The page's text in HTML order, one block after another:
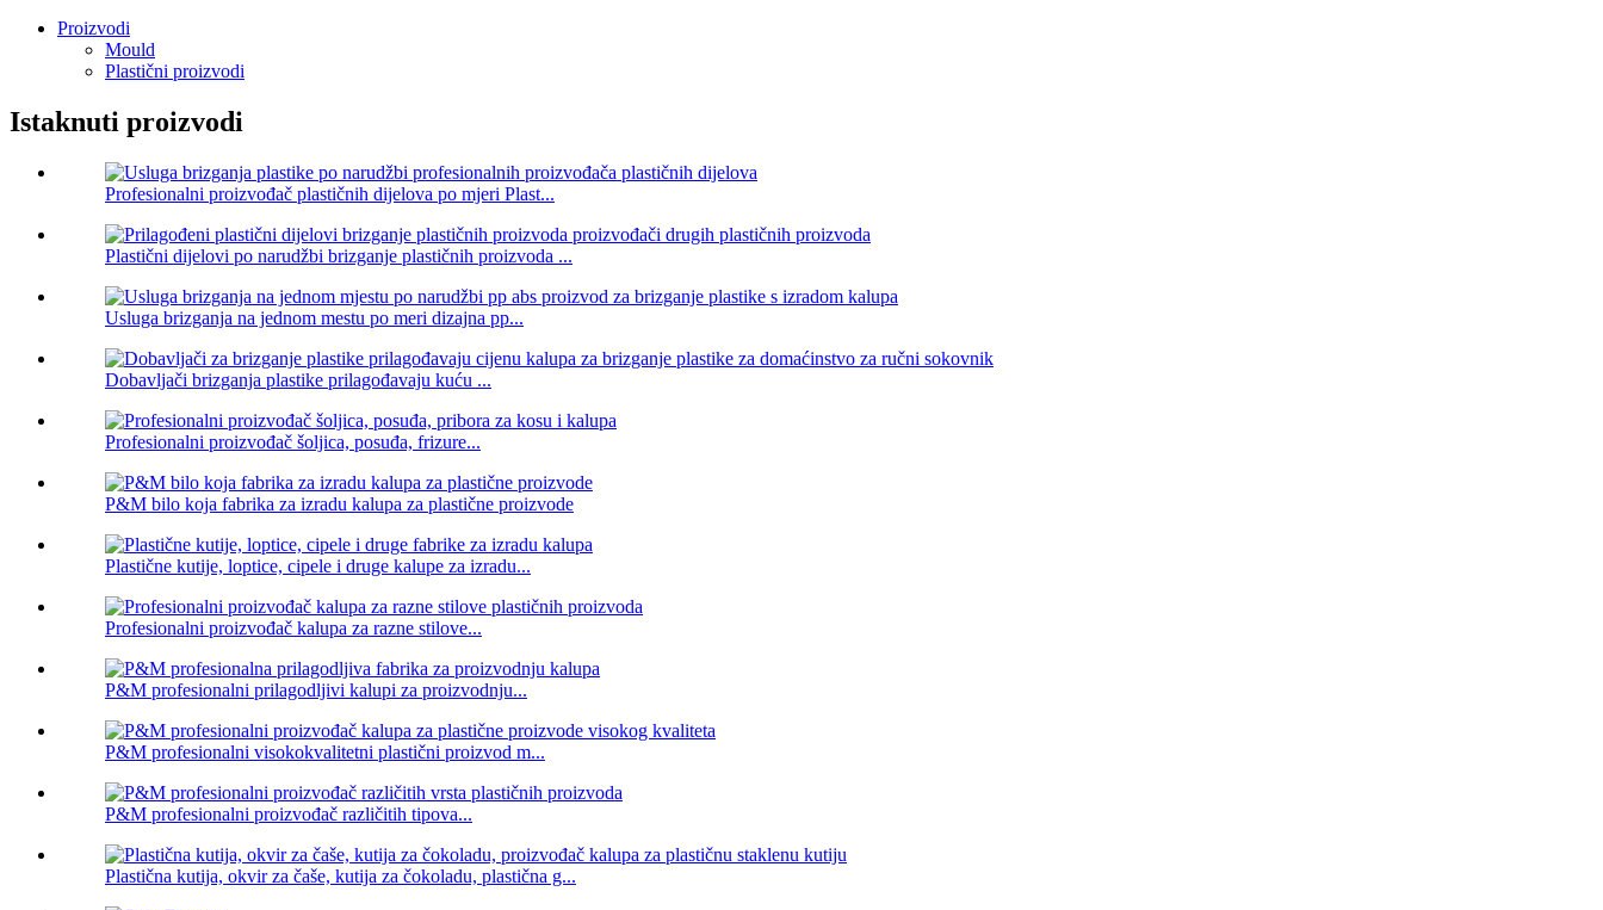
Proizvodi
Mould
Plastični proizvodi
Istaknuti proizvodi
Profesionalni proizvođač plastičnih dijelova po mjeri Plast...
Plastični dijelovi po narudžbi brizganje plastičnih proizvoda ...
Usluga brizganja na jednom mestu po meri dizajna pp...
Dobavljači brizganja plastike prilagođavaju kuću ...
Profesionalni proizvođač šoljica, posuđa, frizure...
P&M bilo koja fabrika za izradu kalupa za plastične proizvode
Plastične kutije, loptice, cipele i druge kalupe za izradu...
Profesionalni proizvođač kalupa za razne stilove...
P&M profesionalni prilagodljivi kalupi za proizvodnju...
P&M profesionalni visokokvalitetni plastični proizvod m...
P&M profesionalni proizvođač različitih tipova...
Plastična kutija, okvir za čaše, kutija za čokoladu, plastična g...